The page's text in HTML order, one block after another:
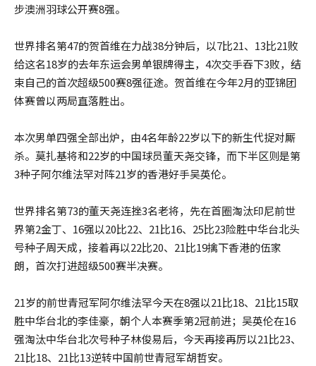
步澳洲羽球公开赛8强。
世界排名第47的贺首维在力战38分钟后，以7比21、13比21败
给这名18岁的去年东运会男单银牌得主，4次交手吞下3败，结
束自己的首次超级500赛8强征途。贺首维在今年2月的亚锦团
体赛曾以两局直落胜出。
本次男单四强全部出炉，由4名年龄22岁以下的新生代捉对厮
杀。莫扎基将和22岁的中国球员董天尧交锋，而下半区则是第
3种子阿尔维法罕对阵21岁的香港好手吴英伦。
世界排名第73的董天尧连挫3名老将，先在首圈淘汰印尼前世
界第2金丁、16强以20比22、21比16、25比23险胜中华台北头
号种子周天成，接着再以22比20、21比19擒下香港的伍家
朗，首次打进超级500赛半决赛。
21岁的前世青冠军阿尔维法罕今天在8强以21比18、21比15取
胜中华台北的李佳豪，朝个人本赛季第2冠前进；吴英伦在16
强淘汰中华台北次号种子林俊易后，今天再接再厉以21比23、
21比18、21比13逆转中国前世青冠军胡哲安。